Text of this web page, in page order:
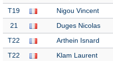
T19 Nigou Vincent
21 Duges Nicolas
T22 Arthein Isnard
T22 Klam Laurent